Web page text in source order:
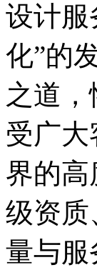
设计服
化”的
之道
受广
界的
级资质
量与服